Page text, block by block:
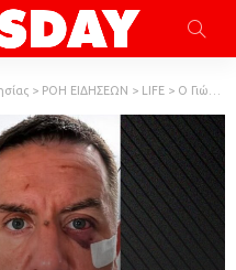
> ΡΟΗ ΕΙΔΗΣΕΩΝ > LIFE > Ο Γιώργος Μαζωνάκης με τραύματα στο πρόσωπο, η φωτογραφία που δημοσίευσε